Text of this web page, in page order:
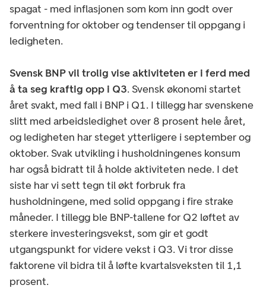
spagat - med inflasjonen som kom inn godt over
forventning for oktober og tendenser til oppgang i
ledigheten.
Svensk BNP vil trolig vise aktiviteten er i ferd med
å ta seg kraftig opp i Q3. Svensk økonomi startet
året svakt, med fall i BNP i Q1. I tillegg har svenskene
slitt med arbeidsledighet over 8 prosent hele året,
og ledigheten har steget ytterligere i september og
oktober. Svak utvikling i husholdningenes konsum
har også bidratt til å holde aktiviteten nede. I det
siste har vi sett tegn til økt forbruk fra
husholdningene, med solid oppgang i fire strake
måneder. I tillegg ble BNP-tallene for Q2 løftet av
sterkere investeringsvekst, som gir et godt
utgangspunkt for videre vekst i Q3. Vi tror disse
faktorene vil bidra til å løfte kvartalsveksten til 1,1
prosent.